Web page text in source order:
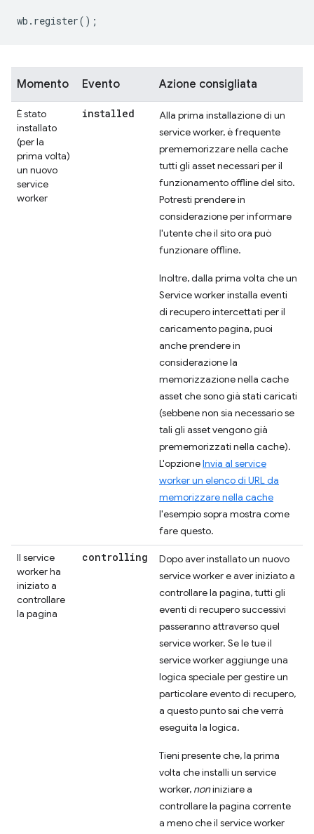
wb . register();
Momento Evento Azione consigliata
È stato
installato
(per la
prima volta)
un nuovo
service
worker
installed
Alla prima installazione di un
service worker, è frequente
prememorizzare nella cache
tutti gli asset necessari per il
funzionamento offline del sito.
Potresti prendere in
considerazione per informare
l'utente che il sito ora può
funzionare offline.
Inoltre, dalla prima volta che un
Service worker installa eventi
di recupero intercettati per il
caricamento pagina, puoi
anche prendere in
considerazione la
memorizzazione nella cache
asset che sono già stati caricati
(sebbene non sia necessario se
tali gli asset vengono già
prememorizzati nella cache).
L'opzioneInvia al service
worker un elenco di URL da
memorizzare nella cache
l'esempio sopra mostra come
fare questo.
Il service
worker ha
iniziato a
controllare
la pagina
controlling
Dopo aver installato un nuovo
service worker e aver iniziato a
controllare la pagina, tutti gli
eventi di recupero successivi
passeranno attraverso quel
service worker. Se le tue il
service worker aggiunge una
logica speciale per gestire un
particolare evento di recupero,
a questo punto sai che verrà
eseguita la logica.
Tieni presente che, la prima
volta che installi un service
worker, noniniziare a
controllare la pagina corrente
a meno che il service worker